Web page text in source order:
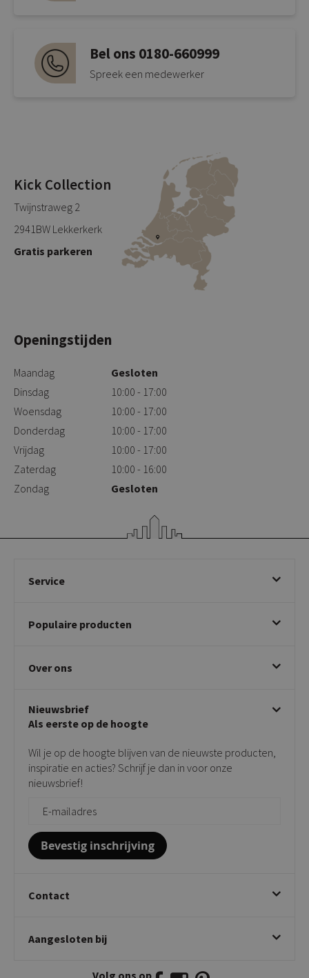
Bel ons 0180-660999
Spreek een medewerker
Kick Collection
Twijnstraweg 2
2941BW Lekkerkerk
Gratis parkeren
Openingstijden
Maandag
Gesloten
Dinsdag
10:00 - 17:00
Woensdag
10:00 - 17:00
Donderdag
10:00 - 17:00
Vrijdag
10:00 - 17:00
Zaterdag
10:00 - 16:00
Zondag
Gesloten
Service
Betalen & annuleren
Klachtafhandeling
Privacy policy
Populaire producten
Draaibare eetkamerstoelen
Taupe stoelen
Tuinstoelen
Bijzettafels
Over ons
Showroom
Contact
Onderhoudsproducten
Vloerbescherming
Giftcards
Nieuwsbrief
Als eerste op de hoogte
Wil je op de hoogte blijven van de nieuwste producten,
inspiratie en acties? Schrijf je dan in voor onze
nieuwsbrief!
Bevestig inschrijving
Contact
Twijnstraweg 2
Aangesloten bij
Volg ons op